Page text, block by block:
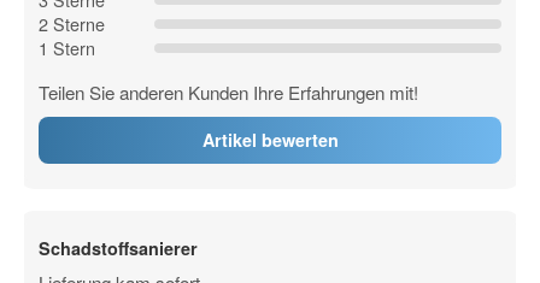
2 Sterne
1 Stern
Teilen Sie anderen Kunden Ihre Erfahrungen mit!
Artikel bewerten
Schadstoffsanierer